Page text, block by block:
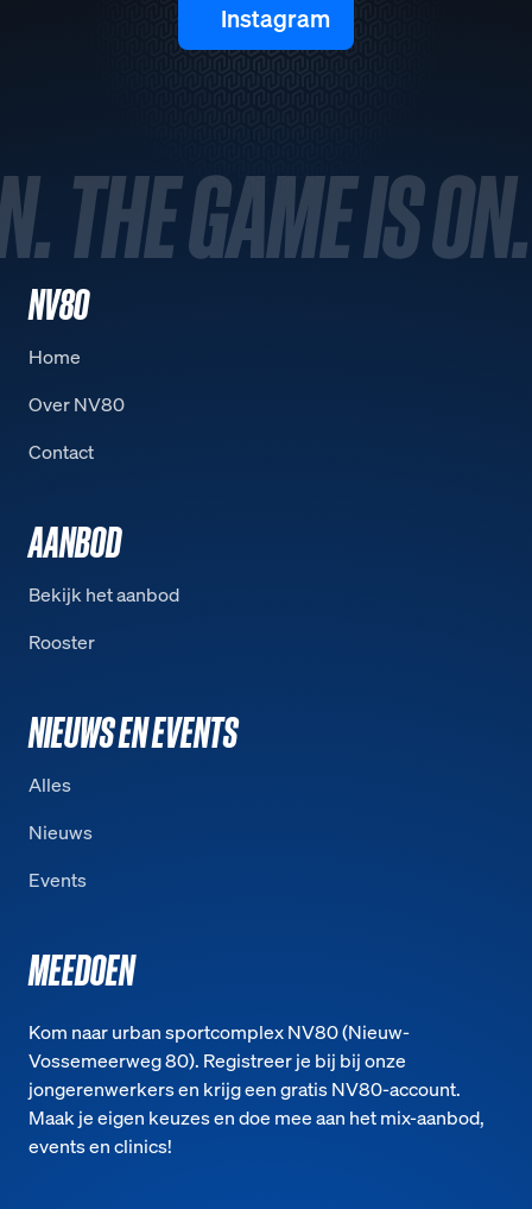
Instagram
THE GAME IS ON.
NV80
Home
Over NV80
Contact
AANBOD
Bekijk het aanbod
Rooster
NIEUWS EN EVENTS
Alles
Nieuws
Events
MEEDOEN
Kom naar urban sportcomplex NV80 (Nieuw-
Vossemeerweg 80). Registreer je bij bij onze
jongerenwerkers en krijg een gratis NV80-account.
Maak je eigen keuzes en doe mee aan het mix-aanbod,
events en clinics!